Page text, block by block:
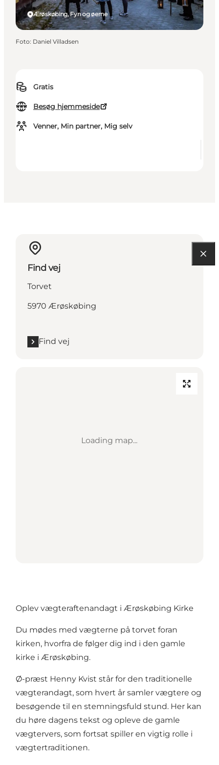
Gratis
Besøg hjemmeside
Venner, Min partner, Mig selv
Ærøskøbing, Fyn og øerne
Foto: Daniel Villadsen
Find vej
Torvet
5970 Ærøskøbing
Find vej
Loading map...
Oplev vægteraftenandagt i Ærøskøbing Kirke
Du mødes med vægterne på torvet foran
kirken, hvorfra de følger dig ind i den gamle
kirke i Ærøskøbing.
Ø-præst Henny Kvist står for den traditionelle
vægterandagt, som hvert år samler vægtere og
besøgende til en stemningsfuld stund. Her kan
du høre dagens tekst og opleve de gamle
vægtervers, som fortsat spiller en vigtig rolle i
vægtertraditionen.